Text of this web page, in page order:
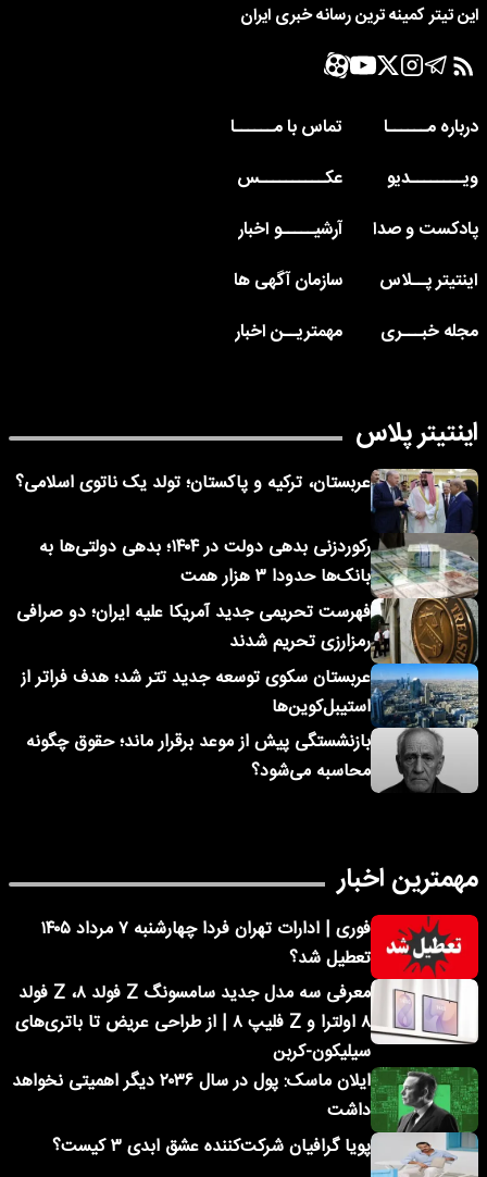
این تیتر کمینه ترین رسانه خبری ایران
درباره مــــــا
تماس با مــــــا
ویــــــــدیو
عکــــــــــس
پادکست و صدا
آرشیـــــو اخبار
اینتیتر پــلاس
سازمان آگهی ها
مجله خبـــری
مهمتریــن اخبار
اینتیتر پلاس
عربستان، ترکیه و پاکستان؛ تولد یک ناتوی اسلامی؟
رکوردزنی بدهی دولت در ۱۴۰۴؛ بدهی دولتی‌ها به
بانک‌ها حدودا ۳ هزار همت
فهرست تحریمی جدید آمریکا علیه ایران؛ دو صرافی
رمزارزی تحریم شدند
عربستان سکوی توسعه جدید تتر شد؛ هدف فراتر از
استیبل‌کوین‌ها
بازنشستگی پیش از موعد برقرار ماند؛ حقوق چگونه
محاسبه می‌شود؟
مهمترین اخبار
فوری | ادارات تهران فردا چهارشنبه ۷ مرداد ۱۴۰۵
تعطیل شد؟
معرفی سه مدل جدید سامسونگ Z فولد ۸، Z فولد
۸ اولترا و Z فلیپ ۸ | از طراحی عریض تا باتری‌های
سیلیکون-کربن
ایلان ماسک: پول در سال ۲۰۳۶ دیگر اهمیتی نخواهد
داشت
پویا گرافیان شرکت‌کننده عشق ابدی ۳ کیست؟